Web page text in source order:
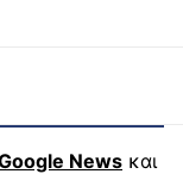
News και